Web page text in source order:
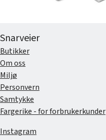
Snarveier
Butikker
Om oss
Miljø
Personvern
Samtykke
Fargerike - for forbrukerkunder
Instagram